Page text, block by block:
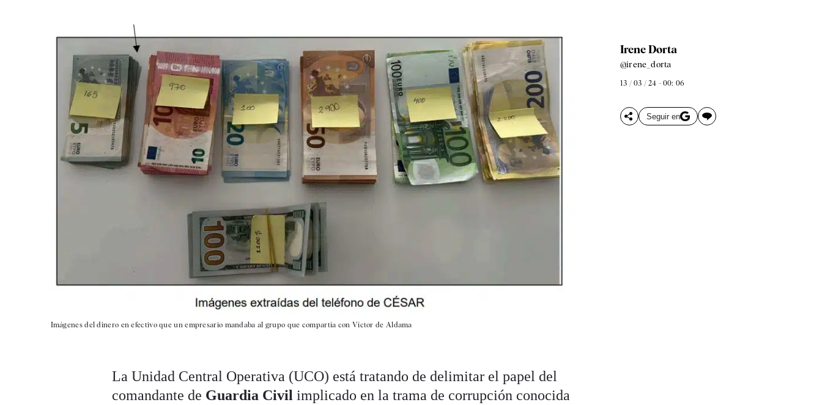
Imágenes del dinero en efectivo que un empresario mandaba al grupo que compartía con Víctor de Aldama
Irene Dorta
@irene_dorta
13 / 03 / 24 - 00: 06
Seguir en
La Unidad Central Operativa (UCO) está tratando de delimitar el papel del
comandante de Guardia Civil implicado en la trama de corrupción conocida